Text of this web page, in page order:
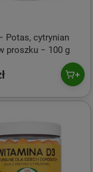
Potas, cytrynian
proszku − 100 g